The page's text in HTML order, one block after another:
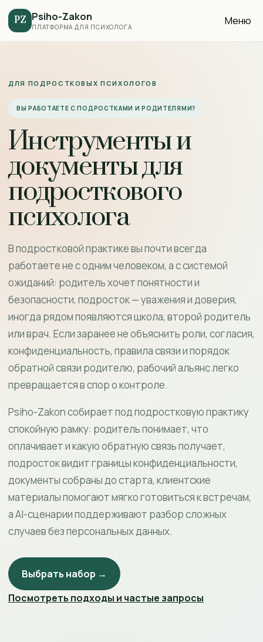
PZ Psiho-Zakon
ПЛАТФОРМА ДЛЯ ПСИХОЛОГА Меню
ДЛЯ ПОДРОСТКОВЫХ ПСИХОЛОГОВ
ВЫ РАБОТАЕТЕ С ПОДРОСТКАМИ И РОДИТЕЛЯМИ?
Инструменты и
документы для
подросткового
психолога
В подростковой практике вы почти всегда
работаете не с одним человеком, а с системой
ожиданий: родитель хочет понятности и
безопасности, подросток — уважения и доверия,
иногда рядом появляются школа, второй родитель
или врач. Если заранее не объяснить роли, согласия,
конфиденциальность, правила связи и порядок
обратной связи родителю, рабочий альянс легко
превращается в спор о контроле.
Psiho-Zakon собирает под подростковую практику
спокойную рамку: родитель понимает, что
оплачивает и какую обратную связь получает,
подросток видит границы конфиденциальности,
документы собраны до старта, клиентские
материалы помогают мягко готовиться к встречам,
а AI-сценарии поддерживают разбор сложных
случаев без персональных данных.
Выбрать набор →
Посмотреть подходы и частые запросы